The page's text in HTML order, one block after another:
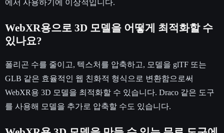
에서 사용하기에 이상적입니다.
WebXR용으로 3D 모델을 어떻게 최적화할 수
있나요?
폴리곤 수를 줄이고, 텍스처를 압축하고, 모델을 glTF 또는
GLB 같은 효율적인 웹 친화적 형식으로 변환함으로써
WebXR용 3D 모델을 최적화할 수 있습니다. Draco 같은 도구
를 사용해 모델을 추가로 압축할 수도 있습니다.